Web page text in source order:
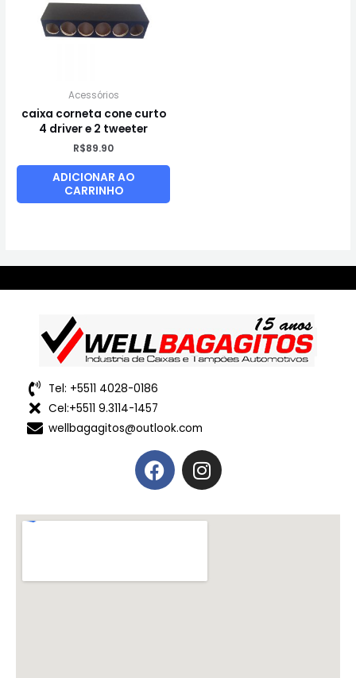
Acessórios
caixa corneta cone curto
4 driver e 2 tweeter
R$89.90
ADICIONAR AO
CARRINHO
Tel: +5511 4028-0186
Cel:+5511 9.3114-1457
wellbagagitos@outlook.com